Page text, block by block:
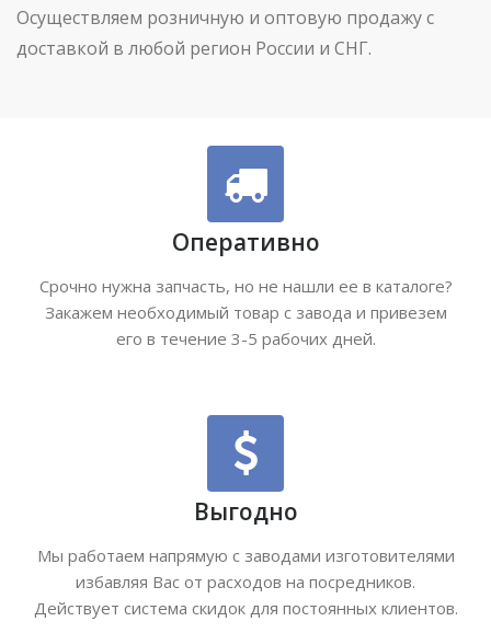
Осуществляем розничную и оптовую продажу с
доставкой в любой регион России и СНГ.
Оперативно
Срочно нужна запчасть, но не нашли ее в каталоге?
Закажем необходимый товар с завода и привезем
его в течение 3-5 рабочих дней.
Выгодно
Мы работаем напрямую с заводами изготовителями
избавляя Вас от расходов на посредников.
Действует система скидок для постоянных клиентов.